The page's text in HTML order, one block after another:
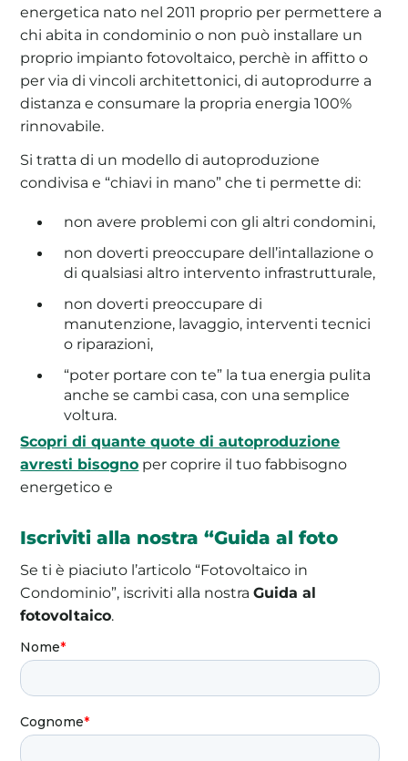
energetica nato nel 2011 proprio per permettere a
chi abita in condominio o non può installare un
proprio impianto fotovoltaico, perchè in affitto o
per via di vincoli architettonici, di autoprodurre a
distanza e consumare la propria energia 100%
rinnovabile.
Si tratta di un modello di autoproduzione
condivisa e “chiavi in mano” che ti permette di:
non avere problemi con gli altri condomini,
non doverti preoccupare dell’intallazione o
di qualsiasi altro intervento infrastrutturale,
non doverti preoccupare di
manutenzione, lavaggio, interventi tecnici
o riparazioni,
“poter portare con te” la tua energia pulita
anche se cambi casa, con una semplice
voltura.
Scopri di quante quote di autoproduzione
avresti bisogno per coprire il tuo fabbisogno
energetico e
Iscriviti alla nostra “Guida al foto
Se ti è piaciuto l’articolo “Fotovoltaico in
Condominio”, iscriviti alla nostraGuida al
fotovoltaico.